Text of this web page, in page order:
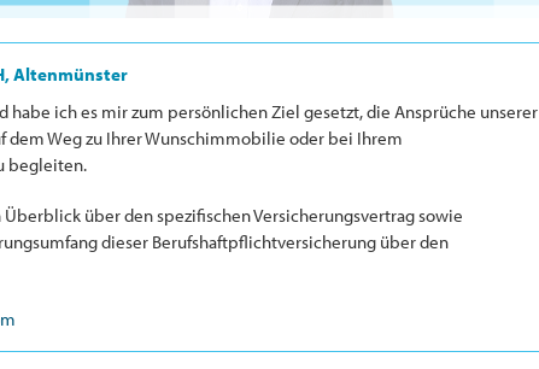
Altenmünster
habe ich es mir zum persönlichen Ziel gesetzt, die Ansprüche unserer
dem Weg zu Ihrer Wunschimmobilie oder bei Ihrem
begleiten.
über den spezifischen Versicherungsvertrag sowie
dieser Berufshaftpflichtversicherung über den